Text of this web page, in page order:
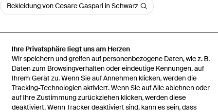
Ihre Privatsphäre liegt uns am Herzen
Wir speichern und greifen auf personenbezogene Daten, wie z. B.
Daten zum Browsingverhalten oder eindeutige Kennungen, auf
Ihrem Gerät zu. Wenn Sie auf Annehmen klicken, werden die
Tracking-Technologien aktiviert. Wenn Sie auf Alle ablehnen oder
auf Ihre Zustimmung zurückziehen klicken, werden diese
deaktiviert. Wenn Tracker deaktiviert sind, kann es sein, dass
Bekleidung von Cesare Gaspari in Schwarz
Startseite Damen Mäntel Luxuriöser kapuzen wintermantel